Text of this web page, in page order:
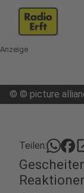
Anzeige
© © picture
Teilen: